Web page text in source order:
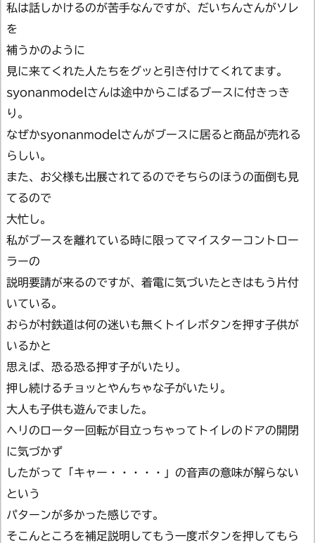
私は話しかけるのが苦手なんですが、だいちんさんがソレ
を
補うかのように
見に来てくれた人たちをグッと引き付けてくれてます。
syonanmodelさんは途中からこばるブースに付きっき
り。
なぜかsyonanmodelさんがブースに居ると商品が売れる
らしい。
また、お父様も出展されてるのでそちらのほうの面倒も見
てるので
大忙し。
私がブースを離れている時に限ってマイスターコントロー
ラーの
説明要請が来るのですが、着電に気づいたときはもう片付
いている。
おらが村鉄道は何の迷いも無くトイレボタンを押す子供が
いるかと
思えば、恐る恐る押す子がいたり。
押し続けるチョッとやんちゃな子がいたり。
大人も子供も遊んでました。
ヘリのローター回転が目立っちゃってトイレのドアの開閉
に気づかず
したがって「キャー・・・・・」の音声の意味が解らない
という
パターンが多かった感じです。
そこんところを補足説明してもう一度ボタンを押してもら